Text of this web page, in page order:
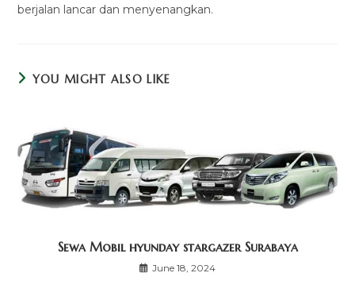
berjalan lancar dan menyenangkan.
YOU MIGHT ALSO LIKE
Sewa Mobil hyunday stargazer Surabaya
June 18, 2024